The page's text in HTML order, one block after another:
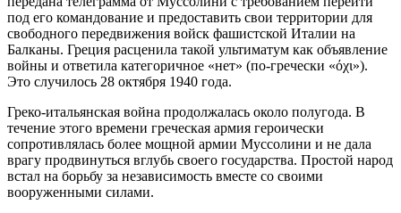
под его командование и предоставить свои территории для
свободного передвижения войск фашистской Италии на
Балканы. Греция расценила такой ультиматум как объявление
войны и ответила категоричное «нет» (по-гречески «όχι»).
Это случилось 28 октября 1940 года.
Греко-итальянская война продолжалась около полугода. В
течение этого времени греческая армия героически
сопротивлялась более мощной армии Муссолини и не дала
врагу продвинуться вглубь своего государства. Простой народ
встал на борьбу за независимость вместе со своими
вооруженными силами.